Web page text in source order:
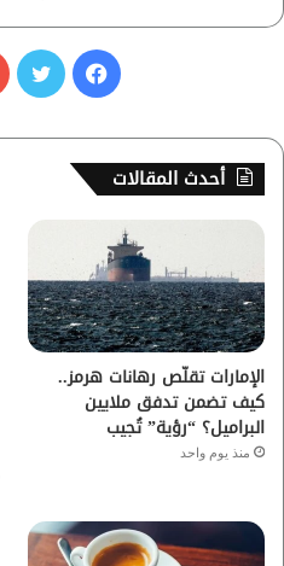
س
ب
ك
أحدث المقالات
الإمارات تقلّص رهانات هرمز..
كيف تضمن تدفق ملايين
البراميل؟ “رؤية” تُجيب
منذ يوم واحد